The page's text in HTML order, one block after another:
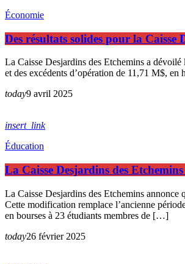
Économie
Des résultats solides pour la Caisse
La Caisse Desjardins des Etchemins a
et des excédents d’opération de 11,71 M$,
today9 avril 2025
insert_link
Éducation
La Caisse Desjardins des
La Caisse Desjardins des Etchemins annonce
Cette modification remplace l’ancienne
en bourses à 23 étudiants membres de […]
today26 février 2025